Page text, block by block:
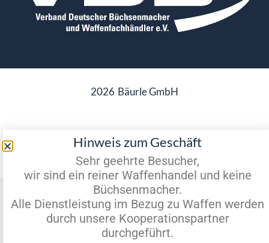
2026 Bäurle GmbH
Datenschutz Impressum
Vertrag widerrufen
Hinweis zum Geschäft
Sehr geehrte Besucher,
wir sind ein reiner Waffenhandel und keine
Büchsenmacher.
Alle Dienstleistung im Bezug zu Waffen werden
durch unsere Kooperationspartner
durchgeführt.